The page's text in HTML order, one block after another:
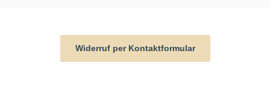
Widerruf per Kontaktformular